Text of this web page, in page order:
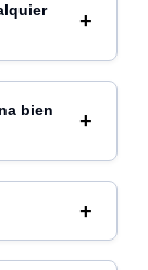
bien